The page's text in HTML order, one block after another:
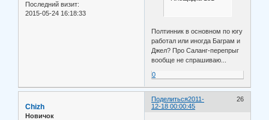
Последний визит:
2015-05-24 16:18:33
Полтинник в основном по югу
работал или иногда Баграм и
Джел? Про Саланг-перепрыг
вообще не спрашиваю...
0
Поделиться 26
2011-
12-18 00:00:45
Chizh
Новичок